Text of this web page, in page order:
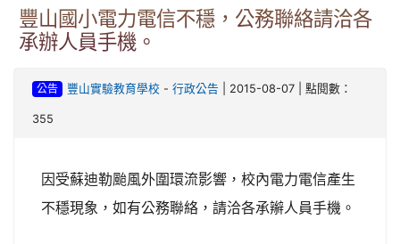
豐山國小電力電信不穩，公務聯絡請洽各
承辦人員手機。
公告 豐山實驗教育學校- 行政公告 | 2015-08-07 | 點閱數：
355
因受蘇迪勒颱風外圍環流影響，校內電力電信產生
不穩現象，如有公務聯絡，請洽各承辮人員手機。